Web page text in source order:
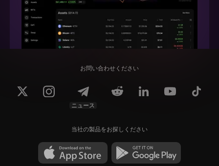
お問い合わせください
ニュース
当社の製品をお探しください